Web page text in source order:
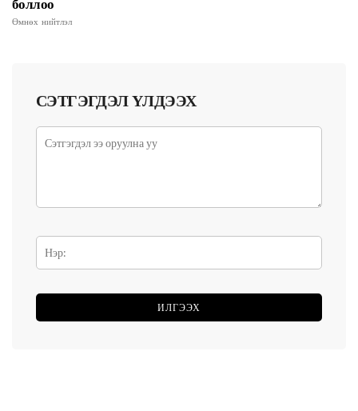
Өмнөх нийтлэл
СЭТГЭГДЭЛ ҮЛДЭЭХ